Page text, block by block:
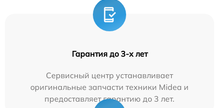
Гарантия до 3-х лет
Сервисный центр устанавливает
оригинальные запчасти техники Midea и
предоставляет гарантию до 3 лет.